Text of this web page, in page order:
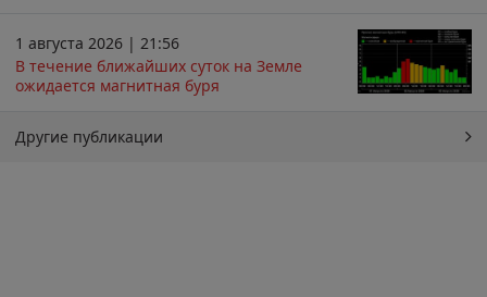
1 августа 2026 | 21:56
В течение ближайших суток на Земле
ожидается магнитная буря
Другие публикации